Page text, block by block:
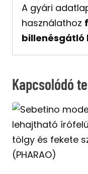
A gyári
használathoz
billenésgátló
Kapcsolódó